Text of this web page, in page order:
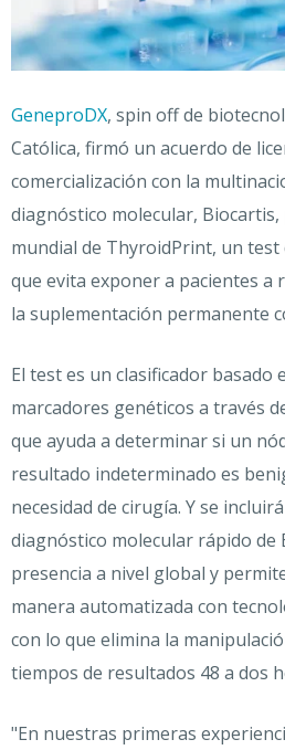
GeneproDX, spin off de
Católica, firmó un acuerdo de
comercialización con la
diagnóstico molecular,
mundial de ThyroidPrint, un test
que evita exponer a pacientes a
la suplementación permanente
El test es un clasificador basado
marcadores genéticos a través
que ayuda a determinar si un
resultado indeterminado es
necesidad de cirugía. Y se
diagnóstico molecular rápido de
presencia a nivel global y
manera automatizada con
con lo que elimina la
tiempos de resultados 48 a dos
"En nuestras primeras